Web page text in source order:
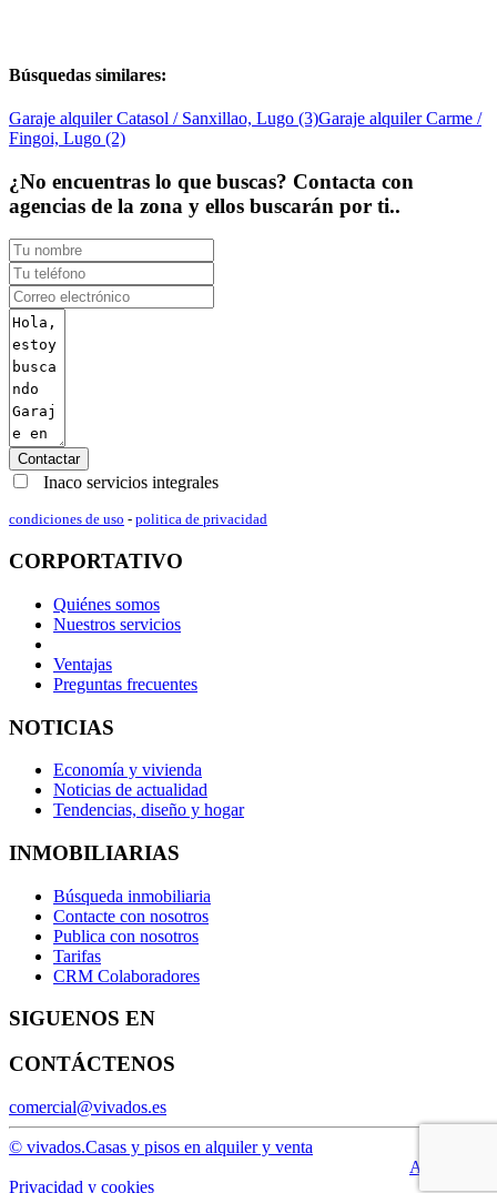
Búsquedas similares:
Garaje alquiler Catasol / Sanxillao, Lugo (3)Garaje alquiler Carme /
Fingoi, Lugo (2)
¿No encuentras lo que buscas? Contacta con
agencias de la zona y ellos buscarán por ti..
Contactar
Inaco servicios integrales
condiciones de uso - politica de privacidad
CORPORTATIVO
Quiénes somos
Nuestros servicios
Ventajas
Preguntas frecuentes
NOTICIAS
Economía y vivienda
Noticias de actualidad
Tendencias, diseño y hogar
INMOBILIARIAS
Búsqueda inmobiliaria
Contacte con nosotros
Publica con nosotros
Tarifas
CRM Colaboradores
SIGUENOS EN
CONTÁCTENOS
comercial@vivados.es
© vivados.Casas y pisos en alquiler y venta
Aviso legal
Privacidad y cookies